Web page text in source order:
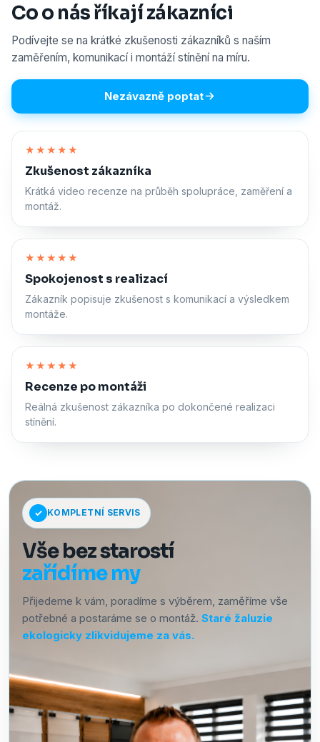
Co o nás říkají zákazníci
Podívejte se na krátké zkušenosti zákazníků s naším
zaměřením, komunikací i montáží stínění na míru.
Nezávazně poptat
★★★★★
Zkušenost zákazníka
Krátká video recenze na průběh spolupráce, zaměření a
montáž.
★★★★★
Spokojenost s realizací
Zákazník popisuje zkušenost s komunikací a výsledkem
montáže.
★★★★★
Recenze po montáži
Reálná zkušenost zákazníka po dokončené realizaci
stínění.
KOMPLETNÍ SERVIS
Vše bez starostí
zařídíme my
Přijedeme k vám, poradíme s výběrem, zaměříme vše
potřebné a postaráme se o montáž. Staré žaluzie
ekologicky zlikvidujeme za vás.